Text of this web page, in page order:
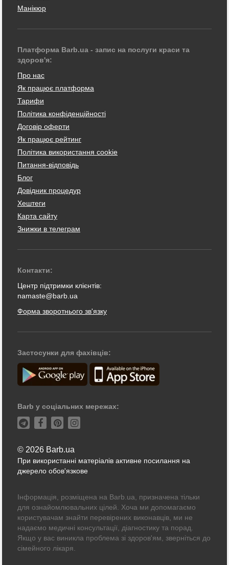
Манікюр
Платформа Barb.ua - запис на послуги краси та
здоров'я:
Про нас
Як працює платформа
Тарифи
Політика конфіденційності
Договір оферти
Як працює рейтинг
Політика використання cookie
Питання-відповідь
Блог
Довідник процедур
Хештеги
Карта сайту
Знижки в телеграм
Контакти:
Центр підтримки клієнтів:
namaste@barb.ua
Форма зворотнього зв'язку
Застосунки для фахівців:
Barb у соціальних мережах:
© 2026 Barb.ua
При використанні матеріалів активне посилання на
джерело обов'язкове
Інформація, розміщена на Barb.ua, призначена тільки
для ознайомлювальних цілей. Хоча ми допомагаємо
користувачам знайти перевірених виконавців, ми не
надаємо медичні консультації, діагностику та порад.
Якщо у вас виникла проблема зі здоров'ям, зверніться до
сімейного лікаря.